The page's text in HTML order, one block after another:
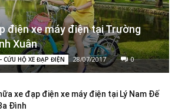
điện xe máy điện tại Trường
Xuân
CỨU HỘ XE ĐẠP ĐIỆN 28/07/2017 0
xe đạp điện xe máy điện tại Lý Nam Đế
Đình